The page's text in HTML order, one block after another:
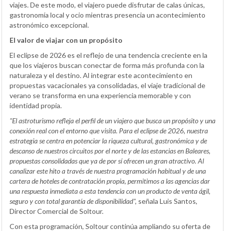
viajes. De este modo, el viajero puede disfrutar de calas únicas,
gastronomía local y ocio mientras presencia un acontecimiento
astronómico excepcional.
El valor de viajar con un propósito
El eclipse de 2026 es el reflejo de una tendencia creciente en la
que los viajeros buscan conectar de forma más profunda con la
naturaleza y el destino. Al integrar este acontecimiento en
propuestas vacacionales ya consolidadas, el viaje tradicional de
verano se transforma en una experiencia memorable y con
identidad propia.
"El astroturismo refleja el perfil de un viajero que busca un propósito y una
conexión real con el entorno que visita. Para el eclipse de 2026, nuestra
estrategia se centra en potenciar la riqueza cultural, gastronómica y de
descanso de nuestros circuitos por el norte y de las estancias en Baleares,
propuestas consolidadas que ya de por sí ofrecen un gran atractivo. Al
canalizar este hito a través de nuestra programación habitual y de una
cartera de hoteles de contratación propia, permitimos a las agencias dar
una respuesta inmediata a esta tendencia con un producto de venta ágil,
seguro y con total garantía de disponibilidad", señala Luis Santos,
Director Comercial de Soltour.
Con esta programación, Soltour continúa ampliando su oferta de